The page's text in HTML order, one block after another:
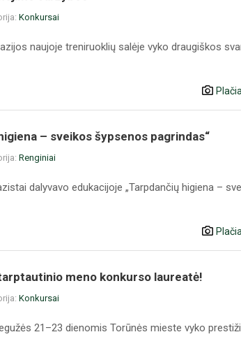
Konkursai
naujoje treniruoklių salėje vyko draugiškos
– sveikos šypsenos pagrindas“
Renginiai
dalyvavo edukacijoje „Tarpdančių higiena –
meno konkurso laureatė!
Konkursai
21–23 dienomis Torūnės mieste vyko